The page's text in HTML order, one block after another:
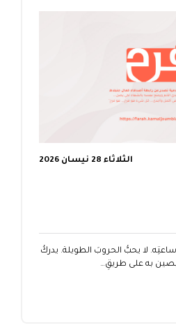
الثلاثاء 28 نيسان 2026
لا يحبُّ الحروبَ الطويلة. يدركُ
به على طريقِ…